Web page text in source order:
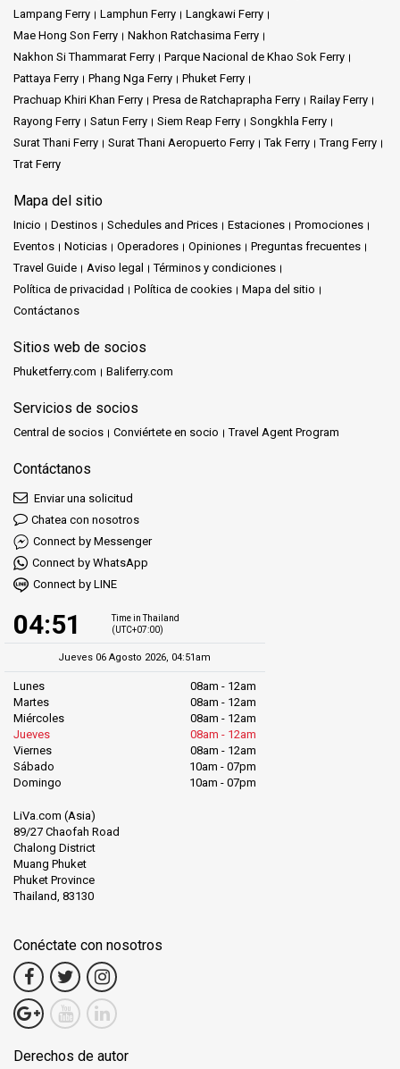
Lampang Ferry
Lamphun Ferry
Langkawi Ferry
Mae Hong Son Ferry
Nakhon Ratchasima Ferry
Nakhon Si Thammarat Ferry
Parque Nacional de Khao Sok Ferry
Pattaya Ferry
Phang Nga Ferry
Phuket Ferry
Prachuap Khiri Khan Ferry
Presa de Ratchaprapha Ferry
Railay Ferry
Rayong Ferry
Satun Ferry Siem Reap Ferry
Songkhla Ferry
Surat Thani Ferry
Surat Thani Aeropuerto Ferry Tak Ferry
Trang Ferry
Trat Ferry
Mapa del sitio
Inicio Destinos Schedules and Prices Estaciones
Promociones
Eventos
Noticias Operadores Opiniones
Preguntas frecuentes
Travel Guide
Aviso legal
Términos y condiciones
Política de privacidad
Política de cookies
Mapa del sitio
Contáctanos
Sitios web de socios
Phuketferry.com Baliferry.com
Servicios de socios
Central de socios Conviértete en socio Travel Agent Program
Contáctanos
Enviar una solicitud
Chatea con nosotros
Connect by Messenger
Connect by WhatsApp
Connect by LINE
04:51
Time in Thailand
(UTC+07:00)
Jueves 06 Agosto 2026, 04:51am
Lunes
08am - 12am
Martes
08am - 12am
Miércoles
08am - 12am
Jueves
08am - 12am
Viernes
08am - 12am
Sábado
10am - 07pm
Domingo
10am - 07pm
LiVa.com (Asia)
89/27 Chaofah Road
Chalong District
Muang Phuket
Phuket Province
Thailand, 83130
Conéctate con nosotros
Derechos de autor